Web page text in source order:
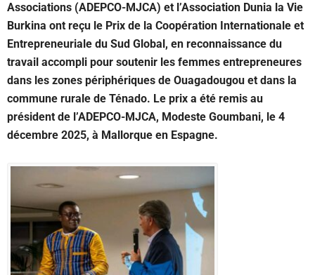
Associations (ADEPCO-MJCA) et l’Association Dunia la Vie
Burkina ont reçu le Prix de la Coopération Internationale et
Entrepreneuriale du Sud Global, en reconnaissance du
travail accompli pour soutenir les femmes entrepreneures
dans les zones périphériques de Ouagadougou et dans la
commune rurale de Ténado. Le prix a été remis au
président de l’ADEPCO-MJCA, Modeste Goumbani, le 4
décembre 2025, à Mallorque en Espagne.